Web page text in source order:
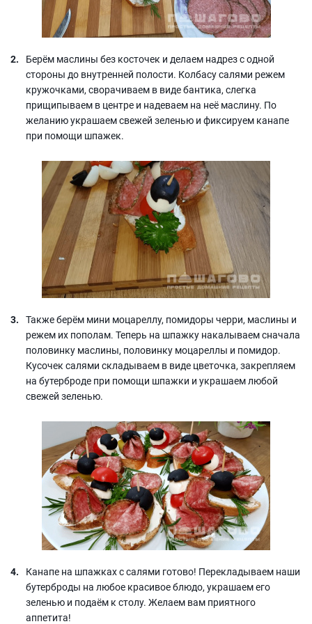
Берём маслины без косточек и делаем надрез с одной
стороны до внутренней полости. Колбасу салями режем
кружочками, сворачиваем в виде бантика, слегка
прищипываем в центре и надеваем на неё маслину. По
желанию украшаем свежей зеленью и фиксируем канапе
при помощи шпажек.
Также берём мини моцареллу, помидоры черри, маслины и
режем их пополам. Теперь на шпажку накалываем сначала
половинку маслины, половинку моцареллы и помидор.
Кусочек салями складываем в виде цветочка, закрепляем
на бутерброде при помощи шпажки и украшаем любой
свежей зеленью.
Канапе на шпажках с салями готово! Перекладываем наши
бутерброды на любое красивое блюдо, украшаем его
зеленью и подаём к столу. Желаем вам приятного
аппетита!